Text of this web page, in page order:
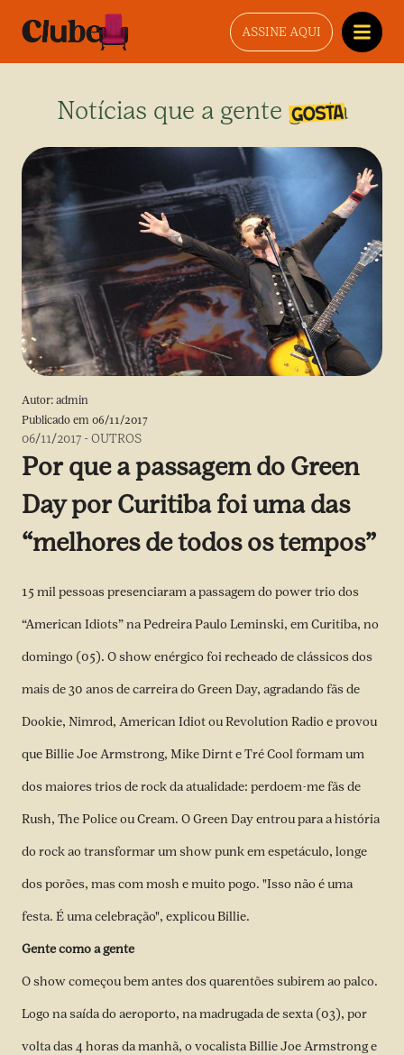
ASSINE AQUI
Notícias que a gente gosta
Autor: admin
Publicado em 06/11/2017
06/11/2017 -OUTROS
Por que a passagem do Green
Day por Curitiba foi uma das
“melhores de todos os tempos”
15 mil pessoas presenciaram a passagem do power trio dos
“American Idiots” na Pedreira Paulo Leminski, em Curitiba, no
domingo (05). O show enérgico foi recheado de clássicos dos
mais de 30 anos de carreira do Green Day, agradando fãs de
Dookie, Nimrod, American Idiot ou Revolution Radio e provou
que Billie Joe Armstrong, Mike Dirnt e Tré Cool formam um
dos maiores trios de rock da atualidade: perdoem-me fãs de
Rush, The Police ou Cream. O Green Day entrou para a história
do rock ao transformar um show punk em espetáculo, longe
dos porões, mas com mosh e muito pogo. "Isso não é uma
festa. É uma celebração", explicou Billie.
Gente como a gente
O show começou bem antes dos quarentões subirem ao palco.
Logo na saída do aeroporto, na madrugada de sexta (03), por
volta das 4 horas da manhã, o vocalista Billie Joe Armstrong e